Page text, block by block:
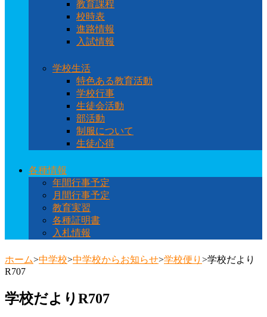
教育課程
校時表
進路情報
入試情報
学校生活
特色ある教育活動
学校行事
生徒会活動
部活動
制服について
生徒心得
各種情報
年間行事予定
月間行事予定
教育実習
各種証明書
入札情報
ホーム>中学校>中学校からお知らせ>学校便り >学校だより
R707
学校だよりR707